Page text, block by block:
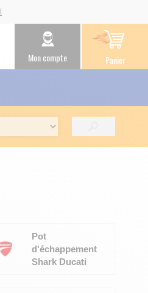
Mon compte Panier
Pot
d'échappement
Shark Ducati